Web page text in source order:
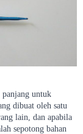
panjang untuk
dibuat oleh satu
lain, dan apabila
sepotong bahan